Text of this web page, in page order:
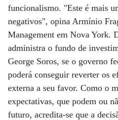
funcionalismo. "Este é mais
negativos", opina Armínio
Management em Nova York.
administra o fundo de
George Soros, se o governo
poderá conseguir reverter os
externa a seu favor. Como o
expectativas, que podem ou
futuro, acredita-se que a